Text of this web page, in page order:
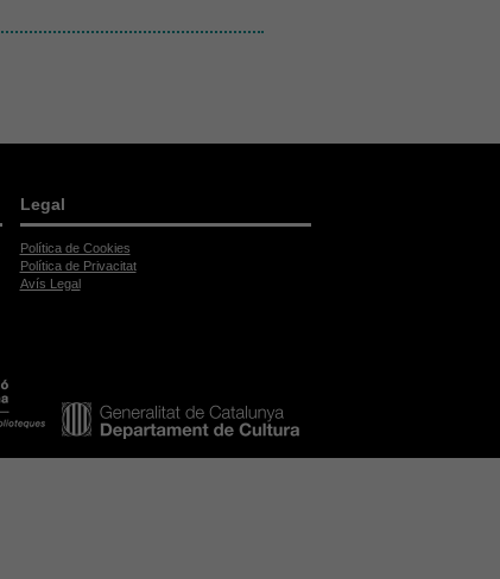
Legal
Política de Cookies
Política de Privacitat
Avís Legal